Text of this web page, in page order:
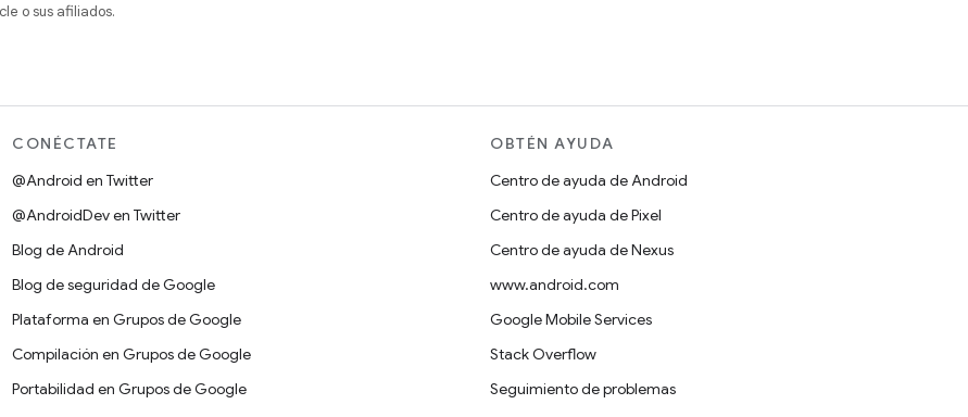
o sus afiliados.
CONÉCTATE
@Android en Twitter
@AndroidDev en Twitter
Blog de Android
Blog de seguridad de Google
Plataforma en Grupos de Google
Compilación en Grupos de Google
Portabilidad en Grupos de Google
OBTÉN AYUDA
Centro de ayuda de Android
Centro de ayuda de Pixel
Centro de ayuda de Nexus
www.android.com
Google Mobile Services
Stack Overflow
Seguimiento de problemas